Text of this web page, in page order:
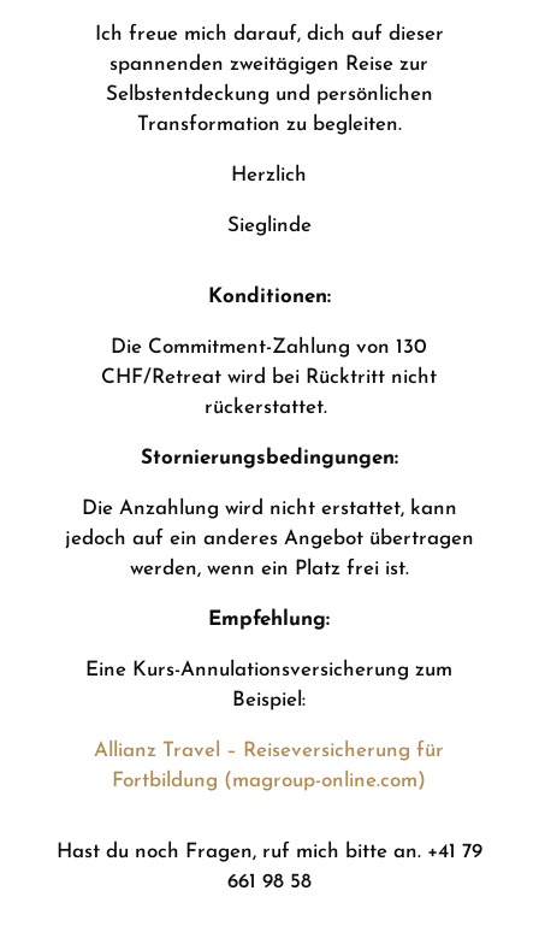
Ich freue mich darauf, dich auf dieser
spannenden zweitägigen Reise zur
Selbstentdeckung und persönlichen
Transformation zu begleiten.
Herzlich
Sieglinde
Konditionen:
Die Commitment-Zahlung von 130
CHF/Retreat wird bei Rücktritt nicht
rückerstattet.
Stornierungsbedingungen:
Die Anzahlung wird nicht erstattet, kann
jedoch auf ein anderes Angebot übertragen
werden, wenn ein Platz frei ist.
Empfehlung:
Eine Kurs-Annulationsversicherung zum
Beispiel:
Allianz Travel – Reiseversicherung für
Fortbildung (magroup-online.com)
Hast du noch Fragen, ruf mich bitte an. +41 79
661 98 58